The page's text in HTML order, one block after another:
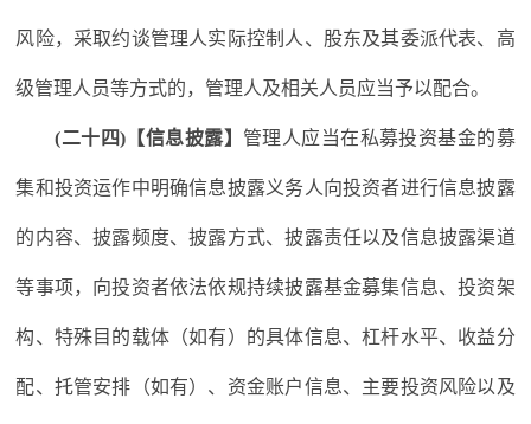
风险，采取约谈管理人实际控制人、股东及其委派代表、高
级管理人员等方式的，管理人及相关人员应当予以配合。
(二十四)【信息披露】 管理人应当在私募投资基金的募
集和投资运作中明确信息披露义务人向投资者进行信息披露
的内容、披露频度、披露方式、披露责任以及信息披露渠道
等事项，向投资者依法依规持续披露基金募集信息、投资架
构、特殊目的载体（如有）的具体信息、杠杆水平、收益分
配、托管安排（如有）、资金账户信息、主要投资风险以及